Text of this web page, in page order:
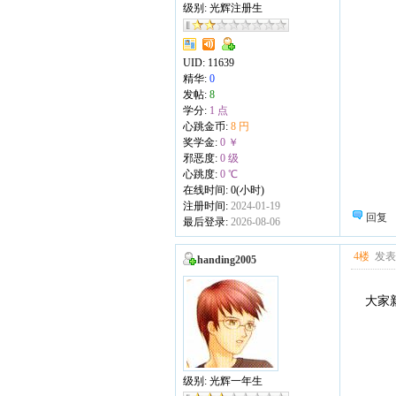
级别: 光辉注册生
UID: 11639
精华: 0
发帖: 8
学分: 1 点
心跳金币: 8 円
奖学金: 0 ￥
邪恶度: 0 级
心跳度: 0 ℃
在线时间: 0(小时)
注册时间: 2024-01-19
最后登录: 2026-08-06 回复
handing2005
级别: 光辉一年生
4楼 发
大家